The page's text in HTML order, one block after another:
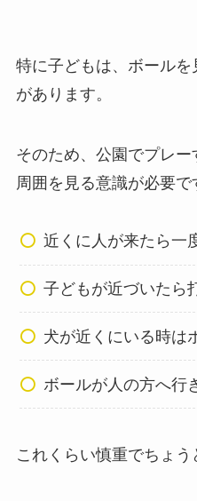
特に子どもは、ボールを
があります。
そのため、公園でプレ
周囲を見る意識が必要で
近くに人が来たら一
子どもが近づいたら
犬が近くにいる時は
ボールが人の方へ行
これくらい慎重でちょう